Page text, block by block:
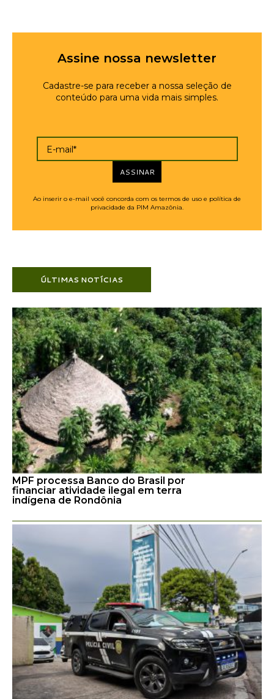
Assine nossa newsletter
Cadastre-se para receber a nossa seleção de
conteúdo para uma vida mais simples.
E-mail*
ASSINAR
Ao inserir o e-mail você concorda com os termos de uso e política de
privacidade da PIM Amazônia.
ÚLTIMAS NOTÍCIAS
MPF processa Banco do Brasil por
financiar atividade ilegal em terra
indígena de Rondônia